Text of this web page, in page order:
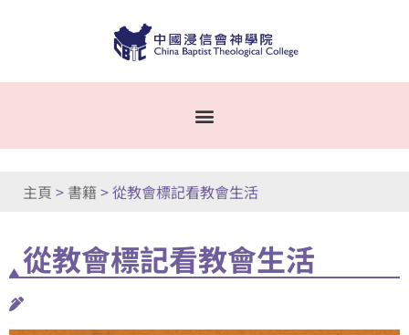
主頁 > 書籍 >從教會標記看教會生活
從教會標記看教會生活